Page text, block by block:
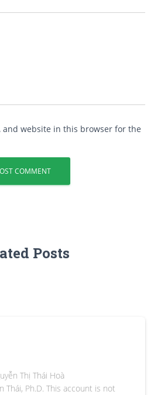
and website in this browser for the
Posts
Thị Thái Hoà
Thái, Ph.D. This account is not